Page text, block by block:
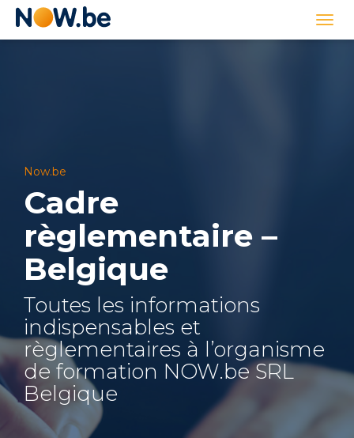
Lien
Now.be
Cadre
règlementaire –
Belgique
Toutes les informations
indispensables et
règlementaires à l’organisme
de formation NOW.be SRL
Belgique